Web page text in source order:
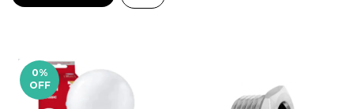
0%
OFF